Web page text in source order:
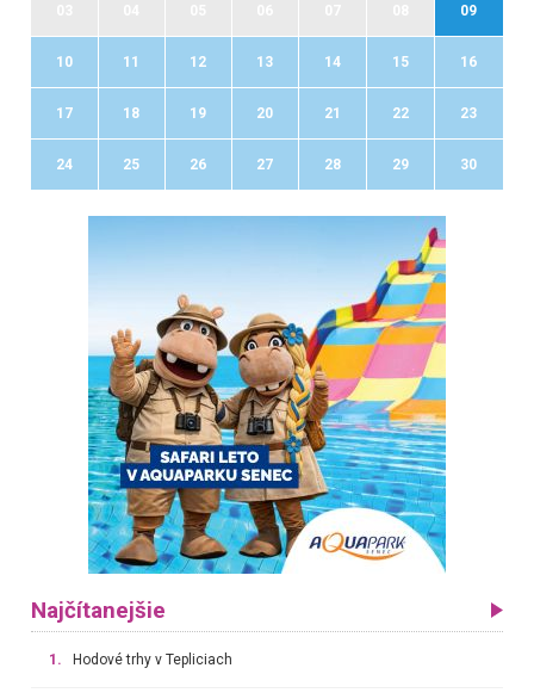
09
10 11 12 13 14 15 16
17 18 19 20 21 22 23
24 25 26 27 28 29 30
Najčítanejšie
1. Hodové trhy v Tepliciach